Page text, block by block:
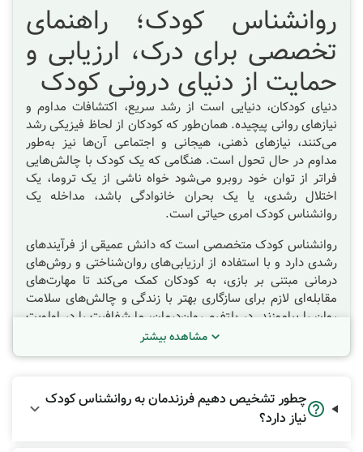
روانشناس کودک؛ راهنمای
تخصصی برای درک، ارزیابی و
حمایت از دنیای درونی کودک
دنیای کودکان، دنیایی است از رشد سریع، اکتشافات مداوم و
نیازهای روانی پیچیده. همان‌طور که کودکان از لحاظ فیزیکی رشد
می‌کنند، نیازهای ذهنی، هیجانی و اجتماعی آن‌ها نیز به‌طور
مداوم در حال تحول است. هنگامی که یک کودک با چالش‌هایی
فراتر از توان خود روبرو می‌شود خواه ناشی از یک تروما، یک
اختلال رشدی، یا یک بحران خانوادگی باشد، مداخله یک
روانشناس کودک امری حیاتی است.
روانشناس کودک متخصصی است که دانش عمیقی از فرآیندهای
رشدی دارد و با استفاده از ارزیابی‌های روان‌شناختی و روش‌های
درمانی مبتنی بر بازی، به کودکان کمک می‌کند تا مهارت‌های
مقابله‌ای لازم برای سازگاری بهتر با زندگی و چالش‌های سلامت
روان را بیاموزند. در پلتفرم روان‌درمان، ما شفافیت را در اولویت
قرار داده‌ایم تا شما بتوانید متخصص مورد اعتماد فرزندتان را
بیابید.
روانشناس کودک کیست و چه
تفاوتی با روانپزشک دارد؟
مشاهده بیشتر
چطور تشخیص دهیم فرزندمان به روانشناس کودک
نیاز دارد؟